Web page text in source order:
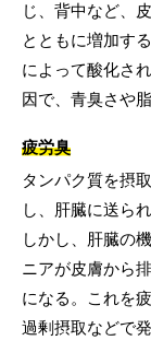
じ、背中など、
とともに増加す
によって酸化さ
因で、青臭さや
疲労臭
タンパク質を摂
し、肝臓に送ら
しかし、肝臓の
ニアが皮膚から
になる。これを
過剰摂取などで